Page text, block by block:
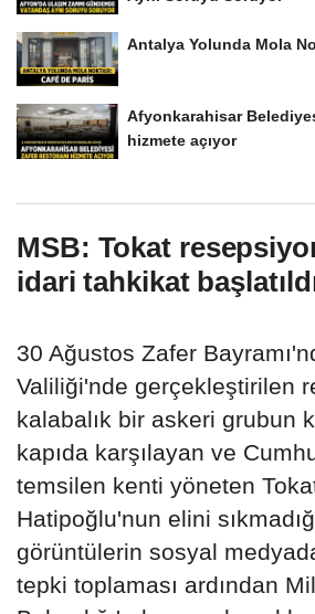
Antalya Yolunda Mola
Afyonkarahisar
hizmete açıyor
MSB: Tokat
idari tahkikat
30 Ağustos Zafer
Valiliği'nde gerçekleştirilen
kalabalık bir askeri grubun
kapıda karşılayan ve
temsilen kenti yöneten
Hatipoğlu'nun elini
görüntülerin sosyal
tepki toplaması ardından